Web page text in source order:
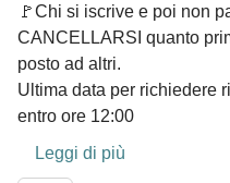
🚩Chi si iscrive e poi non
CANCELLARSI quanto
posto ad altri.
Ultima data per richiedere
entro ore 12:00
Leggi di più